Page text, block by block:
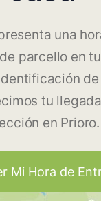
una
parcello en
tu
en Prioro.
Mi Hora de